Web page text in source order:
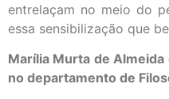
entrelaçam no meio do
essa sensibilização que
Marília Murta de
no departamento de